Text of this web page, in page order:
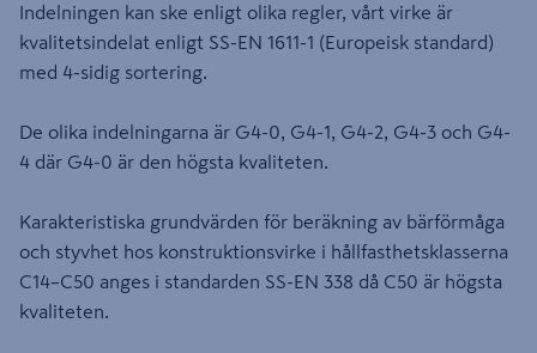
Indelningen kan ske enligt olika regler, vårt virke är
kvalitetsindelat enligt SS-EN 1611-1 (Europeisk standard)
med 4-sidig sortering.
De olika indelningarna är G4-0, G4-1, G4-2, G4-3 och G4-
4 där G4-0 är den högsta kvaliteten.
Karakteristiska grundvärden för beräkning av bärförmåga
och styvhet hos konstruktionsvirke i hållfasthetsklasserna
C14–C50 anges i standarden SS-EN 338 då C50 är högsta
kvaliteten.